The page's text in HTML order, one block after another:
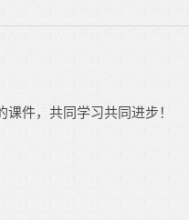
件，共同学习共同进步！